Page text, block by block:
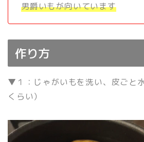
男爵いもが向いています
作り方
▼１：じゃがいもを洗い、皮ごと
くらい）